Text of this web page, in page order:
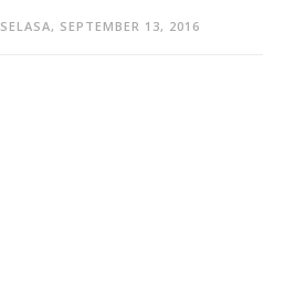
SELASA, SEPTEMBER 13, 2016